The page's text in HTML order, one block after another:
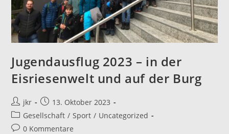
Jugendausflug 2023 – in der
Eisriesenwelt und auf der Burg
Beitrags-
Autor:
jkr
Beitrag
veröffentlicht:
13. Oktober 2023
Beitrags-
Kategorie:
Gesellschaft / Sport / Uncategorized
Beitrags-
0 Kommentare